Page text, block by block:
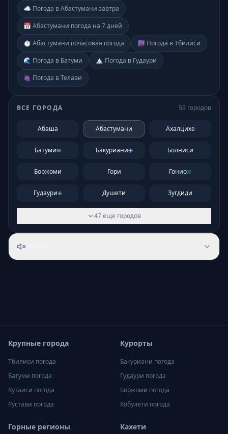
☁️ Погода в Абастумани завтра
📅 Абастумани погода на 7 дней
⏱️ Абастумани почасовая погода
🌆 Погода в Тбилиси
🌊 Погода в Батуми
🏔️ Погода в Гудаури
🍇 Погода в Телави
ВСЕ ГОРОДА 59 городов
Абаша Абастумани Ахалцихе
Батуми Бакуриани Болниси
Боржоми Гори Гонио
Гудаури Душети Зугдиди
47еще городов
Крупные города
Тбилиси погода
Батуми погода
Кутаиси погода
Рустави погода
Курорты
Бакуриани погода
Гудаури погода
Боржоми погода
Кобулети погода
Горные регионы Кахети